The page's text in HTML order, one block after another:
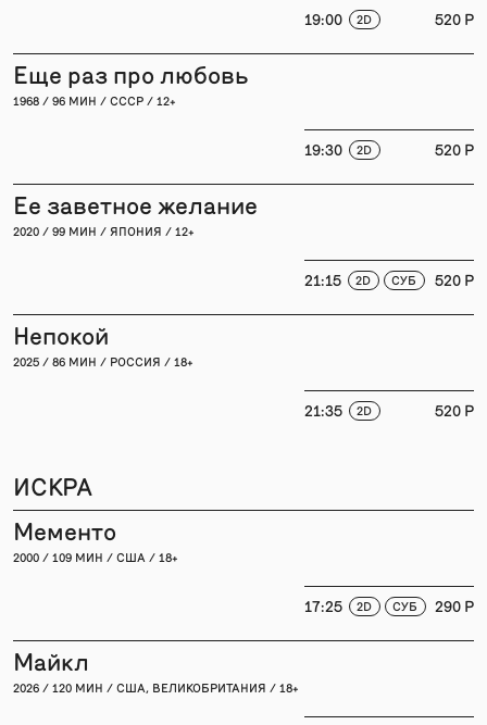
19:00 2D 520 P
Еще раз про любовь
1968 / 96 МИН / СССР / 12+
19:30 2D 520 P
Ее заветное желание
2020 / 99 МИН / ЯПОНИЯ / 12+
21:15 2D СУБ 520 P
Непокой
2025 / 86 МИН / РОССИЯ / 18+
21:35 2D 520 P
ИСКРА
Мементо
2000 / 109 МИН / США / 18+
17:25 2D СУБ 290 P
Майкл
2026 / 120 МИН / США, ВЕЛИКОБРИТАНИЯ / 18+